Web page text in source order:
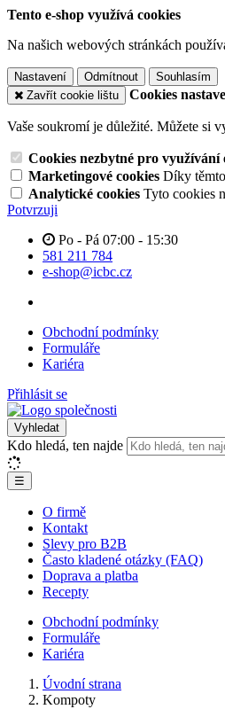
Tento e-shop využívá cookies
Na našich webových stránkách
Nastavení Odmítnout
Souhlasím
Zavřít cookie lištu
Cookies
Vaše soukromí je důležité. Můžete si
Cookies nezbytné pro využívání
Marketingové cookies Díky
Analytické cookies Tyto cookies
Potvrzuji
Po - Pá 07:00 - 15:30
581 211 784
e-shop@icbc.cz
Obchodní podmínky
Formuláře
Kariéra
Přihlásit se
Vyhledat
Kdo hledá, ten najde
☰
O firmě
Kontakt
Slevy pro B2B
Často kladené otázky (FAQ)
Doprava a platba
Recepty
Obchodní podmínky
Formuláře
Kariéra
Úvodní strana
Kompoty